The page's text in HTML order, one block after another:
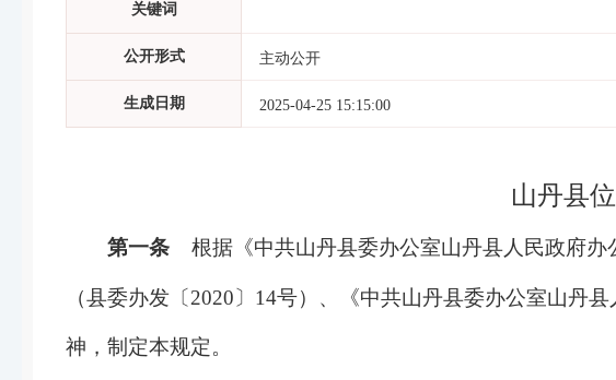
关键词
公开形式 主动公开
生成日期 2025-04-25 15:15:00
山丹县
第一条 根据《中共山丹县委办公室山丹县人民政府办
（县委办发〔2020〕14号）、《中共山丹县委办公室山丹
神，制定本规定。